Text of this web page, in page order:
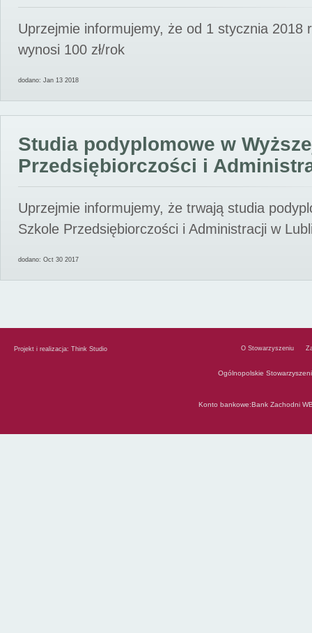
Uprzejmie informujemy, że od 1 stycznia 2018
wynosi 100 zł/rok
dodano: Jan 13 2018
Studia podyplomowe w
Przedsiębiorczości i
Uprzejmie informujemy, że trwają studia
Szkole Przedsiębiorczości i Administracji w
dodano: Oct 30 2017
Projekt i realizacja: Think Studio O Stowarzyszeniu
Ogólnopolskie
Konto bankowe:Bank Zachodni